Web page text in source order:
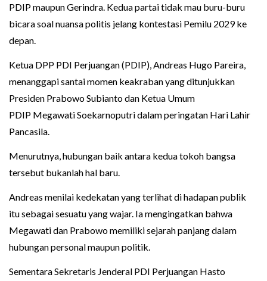
PDIP maupun Gerindra. Kedua partai tidak mau buru-buru
bicara soal nuansa politis jelang kontestasi Pemilu 2029 ke
depan.
Ketua DPP PDI Perjuangan (PDIP), Andreas Hugo Pareira,
menanggapi santai momen keakraban yang ditunjukkan
Presiden Prabowo Subianto dan Ketua Umum
PDIP Megawati Soekarnoputri dalam peringatan Hari Lahir
Pancasila.
Menurutnya, hubungan baik antara kedua tokoh bangsa
tersebut bukanlah hal baru.
Andreas menilai kedekatan yang terlihat di hadapan publik
itu sebagai sesuatu yang wajar. Ia mengingatkan bahwa
Megawati dan Prabowo memiliki sejarah panjang dalam
hubungan personal maupun politik.
Sementara Sekretaris Jenderal PDI Perjuangan Hasto